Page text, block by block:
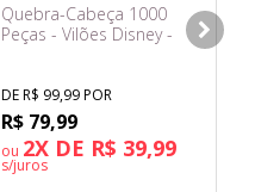
Quebra-Cabeça 1000
Peças - Vilões Disney -
DE R$ 99,99 POR
R$ 79,99
ou 2X DE R$ 39,99
s/juros